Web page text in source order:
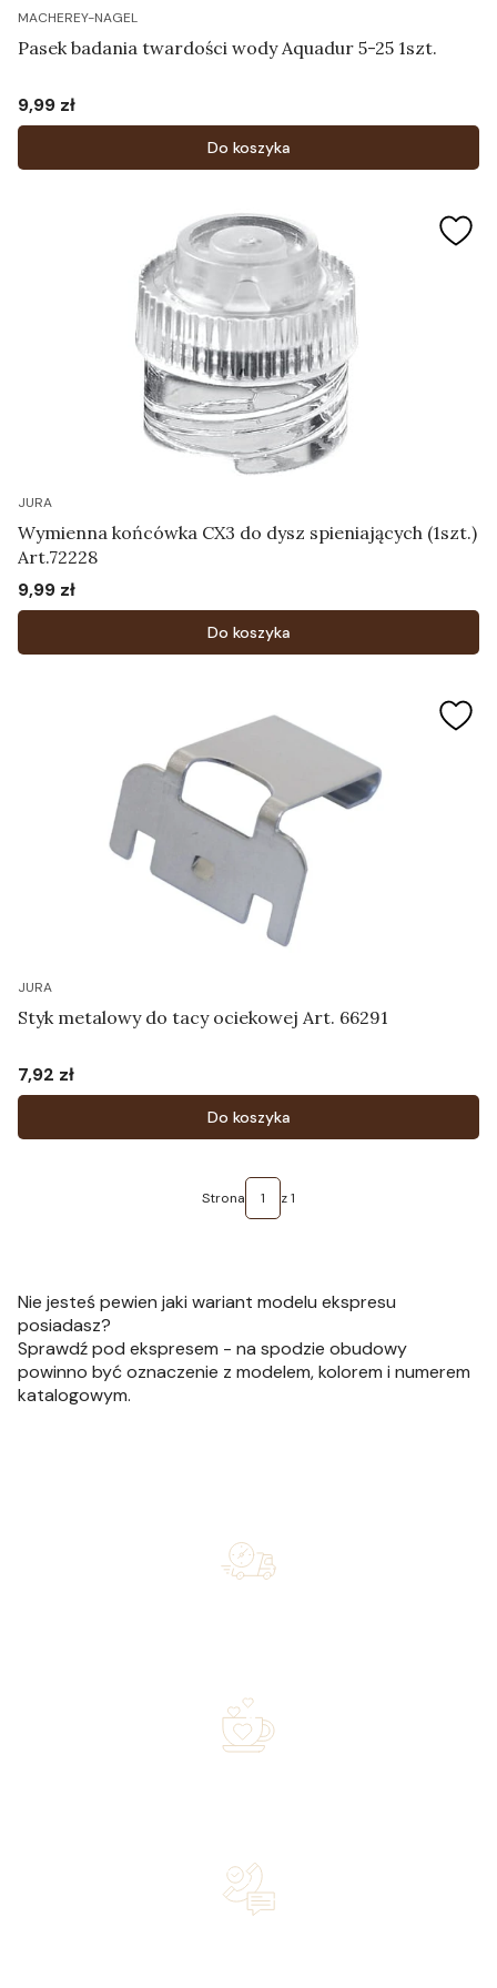
MACHEREY-NAGEL
Pasek badania twardości wody Aquadur 5-25 1szt.
Cena
9,99 zł
Do koszyka
JURA
Wymienna końcówka CX3 do dysz spieniających (1szt.)
Art.72228
Cena
9,99 zł
Do koszyka
JURA
Styk metalowy do tacy ociekowej Art. 66291
Cena
7,92 zł
Do koszyka
Strona z 1
Nie jesteś pewien jaki wariant modelu ekspresu
posiadasz?
Sprawdź pod ekspresem - na spodzie obudowy
powinno być oznaczenie z modelem, kolorem i numerem
katalogowym.